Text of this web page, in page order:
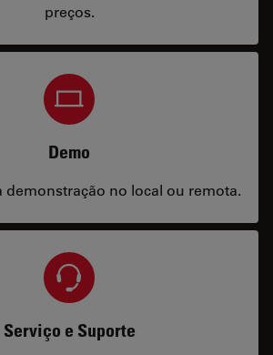
preços.
Demo
demonstração no local ou remota.
Serviço e Suporte